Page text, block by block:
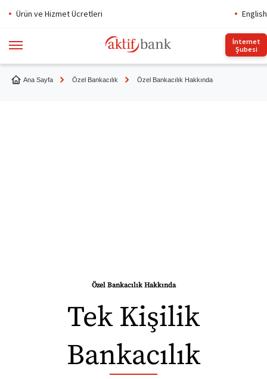
Ürün ve Hizmet Ücretleri English
İnternet
Şubesi
Ana Sayfa Özel Bankacılık Özel Bankacılık Hakkında
Özel Bankacılık Hakkında
Tek Kişilik
Bankacılık